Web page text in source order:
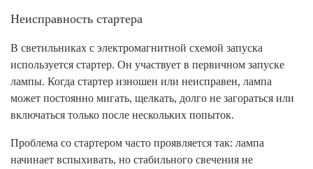
Неисправность стартера
В светильниках с электромагнитной схемой запуска
используется стартер. Он участвует в первичном запуске
лампы. Когда стартер изношен или неисправен, лампа
может постоянно мигать, щелкать, долго не загораться или
включаться только после нескольких попыток.
Проблема со стартером часто проявляется так: лампа
начинает вспыхивать, но стабильного свечения не